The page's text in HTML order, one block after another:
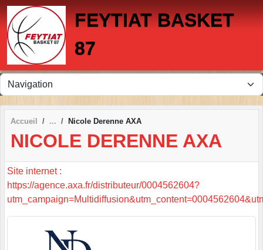
FEYTIAT BASKET
87
Accueil Nicole Derenne AXA
NICOLE DERENNE AXA
Site internet :
https://agence.axa.fr/distributeur/0004562604?
Panneau de gestion des cookies